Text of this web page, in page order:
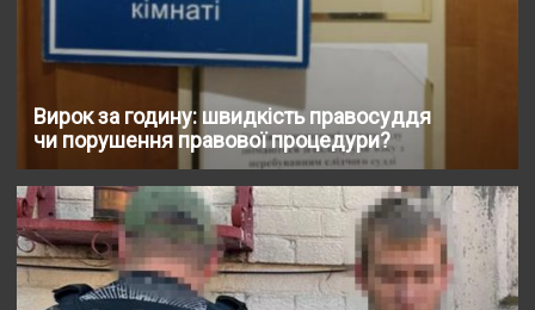
Вирок за годину: швидкість правосуддя
чи порушення правової процедури?